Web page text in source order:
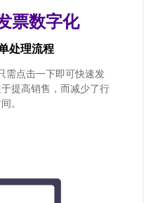
票数字化
处理流程
需点击一下即可快速发
提高销售，而减少了行
。